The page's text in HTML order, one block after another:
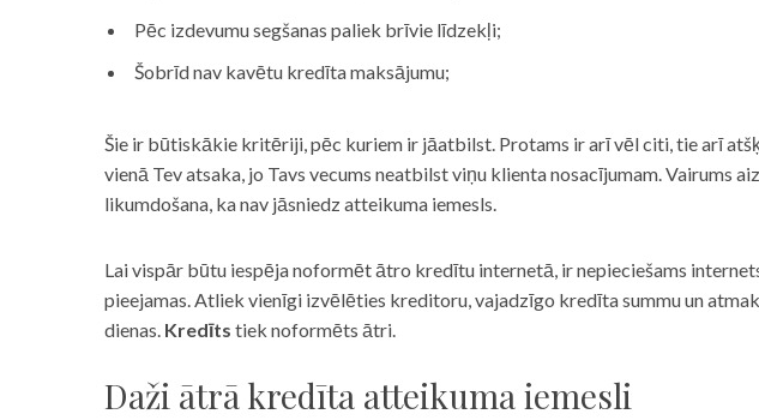
Pēc izdevumu segšanas paliek brīvie līdzekļi;
Šobrīd nav kavētu kredīta maksājumu;
Šie ir būtiskākie kritēriji, pēc kuriem ir jāatbilst. Protams ir arī vēl citi, tie arī
vienā Tev atsaka, jo Tavs vecums neatbilst viņu klienta nosacījumam.
likumdošana, ka nav jāsniedz atteikuma iemesls.
Lai vispār būtu iespēja noformēt ātro kredītu internetā, ir nepieciešams
pieejamas. Atliek vienīgi izvēlēties kreditoru, vajadzīgo kredīta summu un
dienas. Kredīts tiek noformēts ātri.
Daži ātrā kredīta atteikuma iemesli